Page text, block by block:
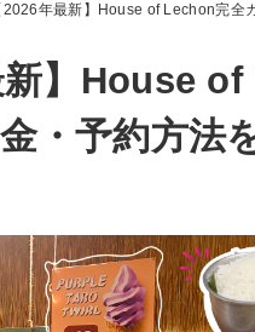
2026年最新】House of Lechon完全
新】House
・予約方法